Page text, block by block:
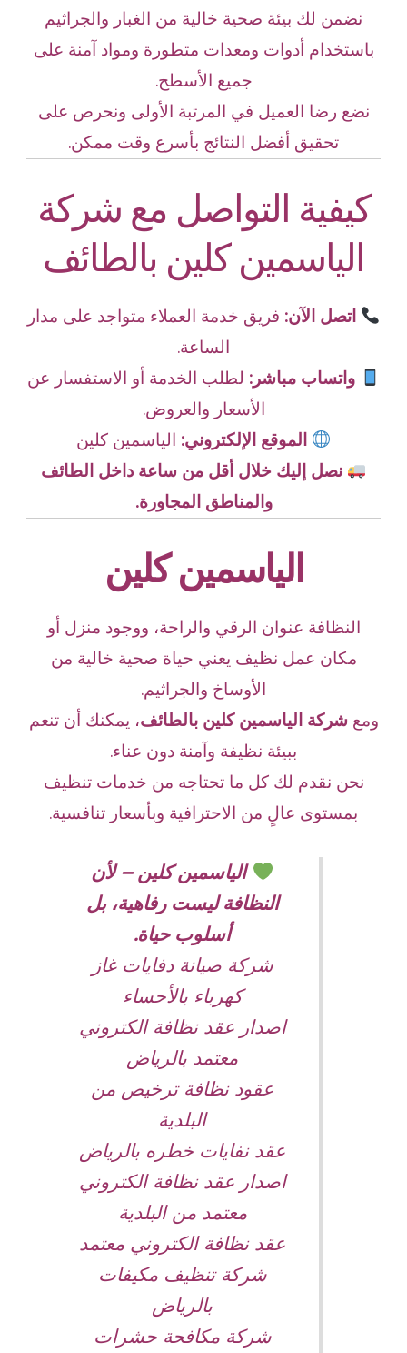
نضمن لك بيئة صحية خالية من الغبار والجراثيم
باستخدام أدوات ومعدات متطورة ومواد آمنة على
جميع الأسطح.
نضع رضا العميل في المرتبة الأولى ونحرص على
تحقيق أفضل النتائج بأسرع وقت ممكن.
كيفية التواصل مع شركة
الياسمين كلين بالطائف
اتصل الآن: فريق خدمة العملاء متواجد على مدار
الساعة.
واتساب مباشر: لطلب الخدمة أو الاستفسار عن
الأسعار والعروض.
الموقع الإلكتروني: الياسمين كلين
نصل إليك خلال أقل من ساعة داخل الطائف
والمناطق المجاورة.
الياسمين كلين
النظافة عنوان الرقي والراحة، ووجود منزل أو
مكان عمل نظيف يعني حياة صحية خالية من
الأوساخ والجراثيم.
ومعشركة الياسمين كلين بالطائف، يمكنك أن تنعم
ببيئة نظيفة وآمنة دون عناء.
نحن نقدم لك كل ما تحتاجه من خدمات تنظيف
بمستوى عالٍ من الاحترافية وبأسعار تنافسية.
الياسمين كلين – لأن
النظافة ليست رفاهية، بل
أسلوب حياة.
شركة صيانة دفايات غاز
كهرباء بالأحساء
اصدار عقد نظافة الكتروني
معتمد بالرياض
عقود نظافة ترخيص من
البلدية
عقد نفايات خطره بالرياض
اصدار عقد نظافة الكتروني
معتمد من البلدية
عقد نظافة الكتروني معتمد
شركة تنظيف مكيفات
بالرياض
شركة مكافحة حشرات